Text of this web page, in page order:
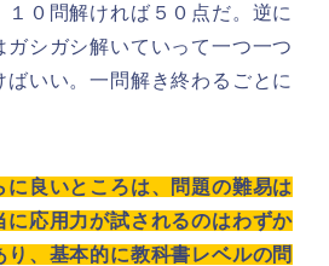
０問解ければ５０点だ。逆に
シガシ解いていって一つ一つ
ばいい。一問解き終わるごとに
良いところは、問題の難易は
に応用力が試されるのはわずか
り、基本的に教科書レベルの問